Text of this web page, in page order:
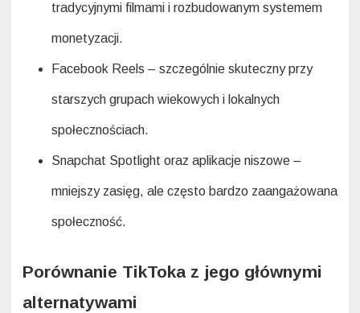
tradycyjnymi filmami i rozbudowanym systemem
monetyzacji.
Facebook Reels – szczególnie skuteczny przy
starszych grupach wiekowych i lokalnych
społecznościach.
Snapchat Spotlight oraz aplikacje niszowe –
mniejszy zasięg, ale często bardzo zaangażowana
społeczność.
Porównanie TikToka z jego głównymi
alternatywami